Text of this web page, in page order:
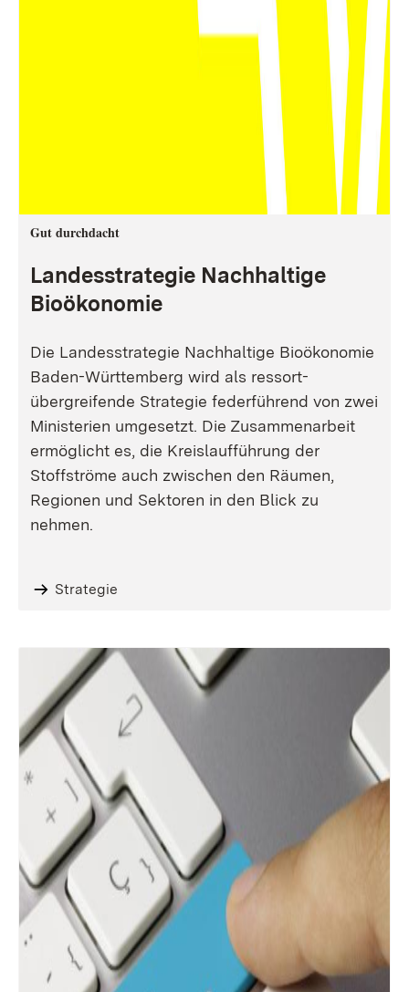
Gut durchdacht
Landesstrategie Nachhaltige
Bioökonomie
Die Landesstrategie Nachhaltige Bioökonomie
Baden-Württemberg wird als ressort-
übergreifende Strategie federführend von zwei
Ministerien umgesetzt. Die Zusammenarbeit
ermöglicht es, die Kreislaufführung der
Stoffströme auch zwischen den Räumen,
Regionen und Sektoren in den Blick zu
nehmen.
Strategie